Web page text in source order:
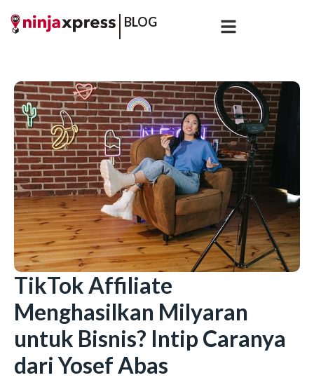
BLOG
TikTok Affiliate
Menghasilkan Milyaran
untuk Bisnis? Intip Caranya
dari Yosef Abas